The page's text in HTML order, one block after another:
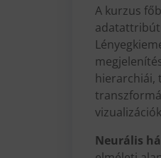
A kurzus
hierarchiái,
Neurális